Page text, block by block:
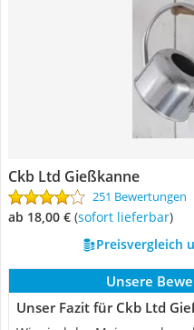
Ckb Ltd Gießkanne
251 Bewertungen
ab 18,00 € ( Sofort lieferbar)
Preisvergleich
Unsere
Unser Fazit für Ckb Ltd